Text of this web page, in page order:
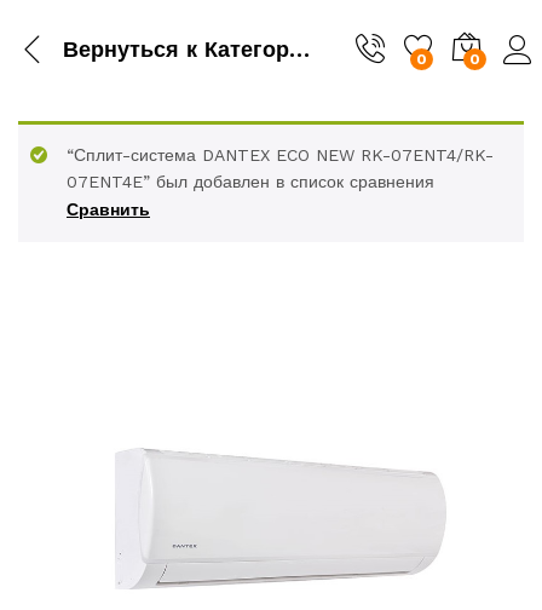
Вернуться к Категория 0 0
Сравнить
“Сплит-система DANTEX ECO NEW RK-07ENT4/RK-
07ENT4E” был добавлен в список сравнения